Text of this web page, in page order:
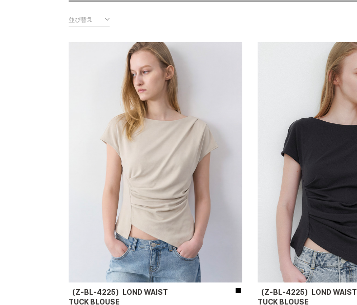
並び替え
（Z-BL-4225）LOND WAIST
TUCK BLOUSE
（Z-BL-4225）LOND WAIST
TUCK BLOUSE